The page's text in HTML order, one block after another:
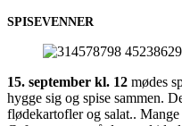
SPISEVENNER
15. sep­tem­ber kl. 12 mødes
hyg­ge sig og spi­se sam­men.
flø­de­kar­to­f­ler og salat..